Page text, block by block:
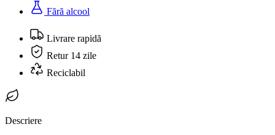
Fără alcool
Livrare rapidă
Retur 14 zile
Reciclabil
Descriere